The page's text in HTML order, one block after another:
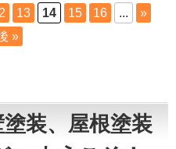
13 14 15 16 ...
»
»
装、屋根塗装